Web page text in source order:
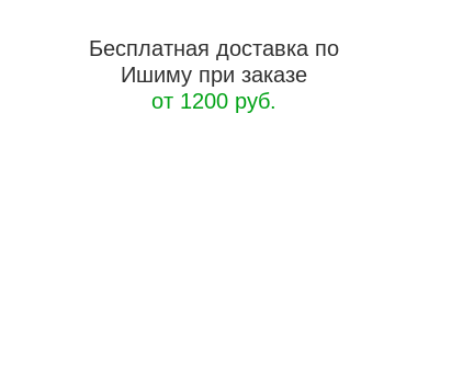
Бесплатная доставка по
Ишиму при заказе
от 1200 руб.